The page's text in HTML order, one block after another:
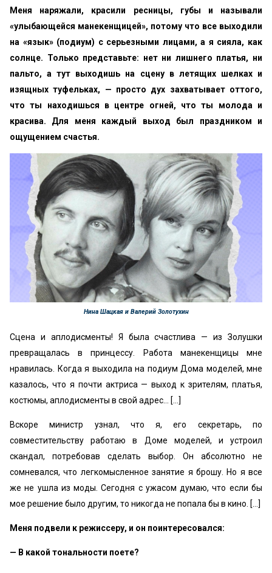
Меня наряжали, красили ресницы, губы и называли
«улыбающейся манекенщицей», потому что все выходили
на «язык» (подиум) с серьезными лицами, а я сияла, как
солнце. Только представьте: нет ни лишнего платья, ни
пальто, а тут выходишь на сцену в летящих шелках и
изящных туфельках, — просто дух захватывает оттого,
что ты находишься в центре огней, что ты молода и
красива. Для меня каждый выход был праздником и
ощущением счастья.
Нина Шацкая и Валерий Золотухин
Сцена и аплодисменты! Я была счастлива — из Золушки
превращалась в принцессу. Работа манекенщицы мне
нравилась. Когда я выходила на подиум Дома моделей, мне
казалось, что я почти актриса — выход к зрителям, платья,
костюмы, аплодисменты в свой адрес… […]
Вскоре министр узнал, что я, его секретарь, по
совместительству работаю в Доме моделей, и устроил
скандал, потребовав сделать выбор. Он абсолютно не
сомневался, что легкомысленное занятие я брошу. Но я все
же не ушла из моды. Сегодня с ужасом думаю, что если бы
мое решение было другим, то никогда не попала бы в кино. […]
Меня подвели к режиссеру, и он поинтересовался:
— В какой тональности поете?